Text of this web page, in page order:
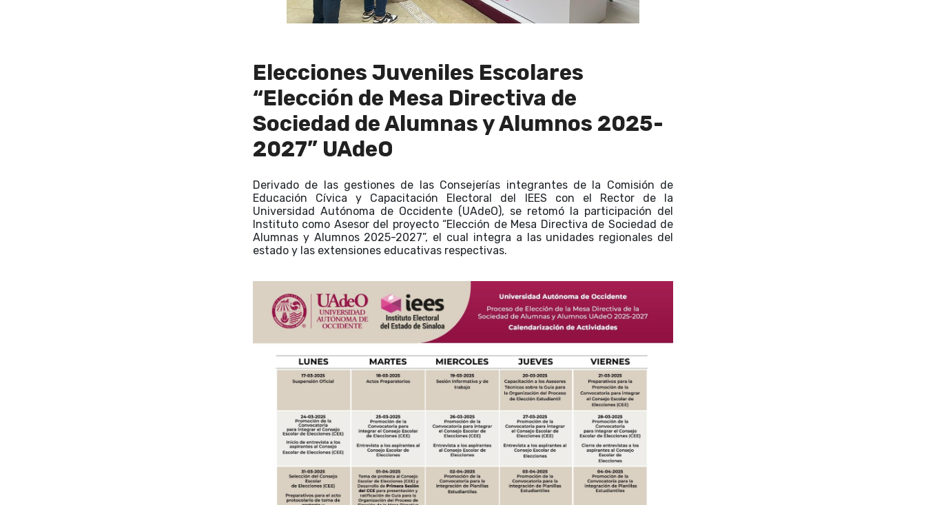
Elecciones Juveniles Escolares
“Elección de Mesa Directiva de
Sociedad de Alumnas y Alumnos 2025-
2027” UAdeO
Derivado de las gestiones de las Consejerías integrantes de la Comisión de
Educación Cívica y Capacitación Electoral del IEES con el Rector de la
Universidad Autónoma de Occidente (UAdeO), se retomó la participación del
Instituto como Asesor del proyecto “Elección de Mesa Directiva de Sociedad de
Alumnas y Alumnos 2025-2027”, el cual integra a las unidades regionales del
estado y las extensiones educativas respectivas.